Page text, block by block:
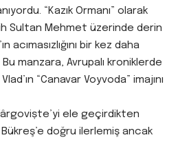
“Kazık Ormanı” olarak
Sultan Mehmet üzerinde derin
acımasızlığını bir kez daha
manzara, Avrupalı kroniklerde
“Canavar Voyvoda” imajını
ele geçirdikten
doğru ilerlemiş ancak